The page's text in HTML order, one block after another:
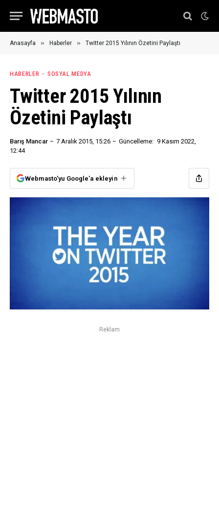
Anasayfa » Haberler » Twitter 2015 Yılının Özetini Paylaştı
HABERLER SOSYAL MEDYA
Twitter 2015 Yılının
Özetini Paylaştı
Barış Mancar 7 Aralık 2015, 15:26 Güncelleme: 9 Kasım 2022,
12:44
Webmasto'yu Google'a ekleyin
Reklam